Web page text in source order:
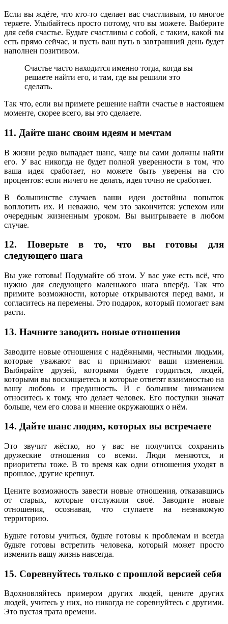
Если вы ждёте, что кто-то сделает вас счастливым, то многое
теряете. Улыбайтесь просто потому, что вы можете. Выберите
для себя счастье. Будьте счастливы с собой, с таким, какой вы
есть прямо сейчас, и пусть ваш путь в завтрашний день будет
наполнен позитивом.
Счастье часто находится именно тогда, когда вы
решаете найти его, и там, где вы решили это
сделать.
Так что, если вы примете решение найти счастье в настоящем
моменте, скорее всего, вы это сделаете.
11. Дайте шанс своим идеям и мечтам
В жизни редко выпадает шанс, чаще вы сами должны найти
его. У вас никогда не будет полной уверенности в том, что
ваша идея сработает, но можете быть уверены на сто
процентов: если ничего не делать, идея точно не сработает.
В большинстве случаев ваши идеи достойны попыток
воплотить их. И неважно, чем это закончится: успехом или
очередным жизненным уроком. Вы выигрываете в любом
случае.
12. Поверьте в то, что вы готовы для
следующего шага
Вы уже готовы! Подумайте об этом. У вас уже есть всё, что
нужно для следующего маленького шага вперёд. Так что
примите возможности, которые открываются перед вами, и
согласитесь на перемены. Это подарок, который помогает вам
расти.
13. Начните заводить новые отношения
Заводите новые отношения с надёжными, честными людьми,
которые уважают вас и принимают ваши изменения.
Выбирайте друзей, которыми будете гордиться, людей,
которыми вы восхищаетесь и которые ответят взаимностью на
вашу любовь и преданность. И с большим вниманием
относитесь к тому, что делает человек. Его поступки значат
больше, чем его слова и мнение окружающих о нём.
14. Дайте шанс людям, которых вы встречаете
Это звучит жёстко, но у вас не получится сохранить
дружеские отношения со всеми. Люди меняются, и
приоритеты тоже. В то время как одни отношения уходят в
прошлое, другие крепнут.
Цените возможность завести новые отношения, отказавшись
от старых, которые отслужили своё. Заводите новые
отношения, осознавая, что ступаете на незнакомую
территорию.
Будьте готовы учиться, будьте готовы к проблемам и всегда
будьте готовы встретить человека, который может просто
изменить вашу жизнь навсегда.
15. Соревнуйтесь только с прошлой версией себя
Вдохновляйтесь примером других людей, цените других
людей, учитесь у них, но никогда не соревнуйтесь с другими.
Это пустая трата времени.